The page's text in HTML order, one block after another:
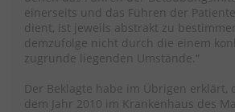
einerseits und das Führen der
dient, ist jeweils abstrakt zu
demzufolge nicht durch die einem
zugrunde liegenden Umstände.“
Der Beklagte habe im Übrigen erklärt,
dem Jahr 2010 im Krankenhaus des